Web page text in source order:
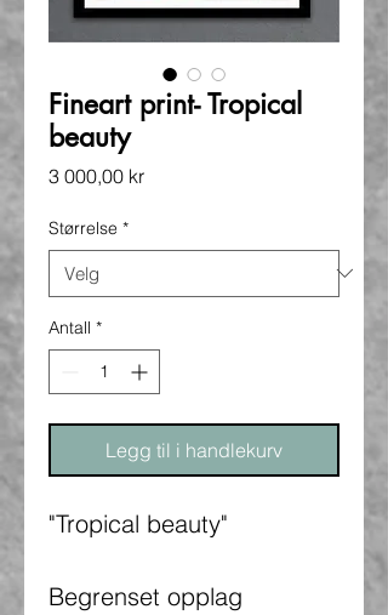
Fineart print- Tropical
beauty
3 000,00 krPris
Størrelse *
Antall *
Legg til i handlekurv
"Tropical beauty"
Begrenset opplag